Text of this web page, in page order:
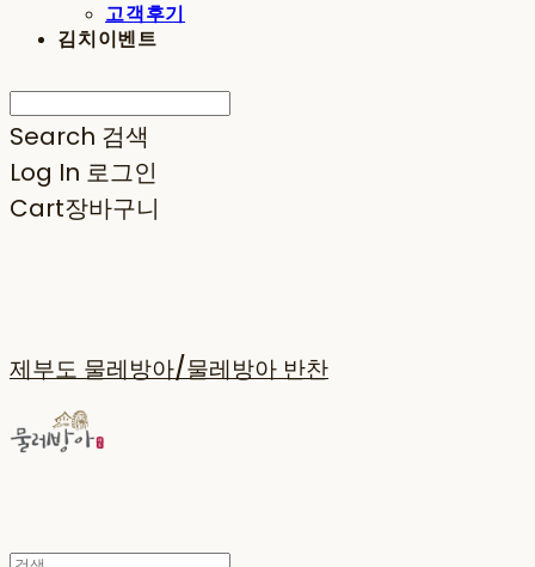
고객후기
김치이벤트
Search 검색
Log In 로그인
Cart장바구니
제부도 물레방아/물레방아 반찬